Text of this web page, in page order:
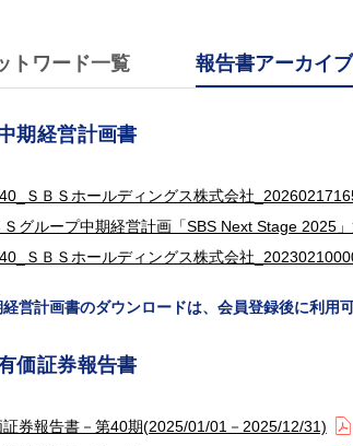
研修
調査
トワード一覧 報告書アーカイブ
期経営計画書
ＳＢＳホールディングス株式会社
Ｓグループ中期経営計画「SBS Next Stage 2025
ＳＢＳホールディングス株式会社
経営計画書のダウンロードは、会員登録後に利用
価証券報告書
証券報告書－第40期(2025/01/01－2025/12/31)